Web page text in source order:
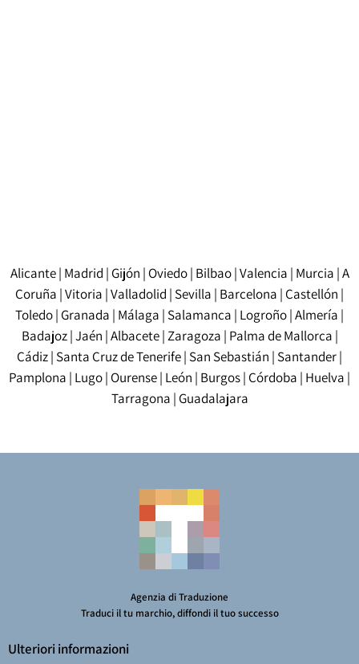
Alicante| Madrid | Gijón | Oviedo| Bilbao|Valencia | Murcia |A
Coruña |Vitoria |Valladolid | Sevilla | Barcelona | Castellón |
Toledo| Granada | Málaga | Salamanca | Logroño|Almería |
Badajoz|Jaén |Albacete|Zaragoza | Palma de Mallorca |
Cádiz| Santa Cruz de Tenerife| San Sebastián | Santander|
Pamplona | Lugo| Ourense| León | Burgos| Córdoba | Huelva |
Tarragona | Guadalajara
Agenzia di Traduzione
Traduci il tu marchio, diffondi il tuo successo
Ulteriori informazioni